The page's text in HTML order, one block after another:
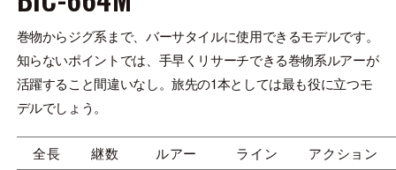
巻物からジグ系まで、バーサタイルに使用できるモデルです。
知らないポイントでは、手早くリサーチできる巻物系ルアーが
活躍すること間違いなし。旅先の1本としては最も役に立つモ
デルでしょう。
全長 継数 ルアー ライン アクション